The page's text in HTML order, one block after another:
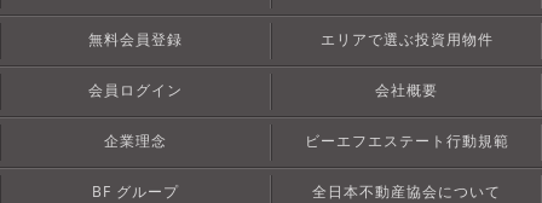
無料会員登録 エリアで選ぶ投資用物件
会員ログイン 会社概要
企業理念 ビーエフエステート行動規範
BF グループ 全日本不動産協会について